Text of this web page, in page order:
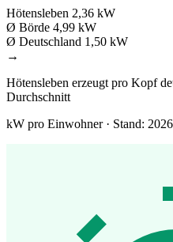
Hötensleben 2,36 kW
Ø Börde 4,99 kW
Ø Deutschland 1,50 kW
→
Hötensleben erzeugt pro Kopf
Durchschnitt
kW pro Einwohner · Stand: